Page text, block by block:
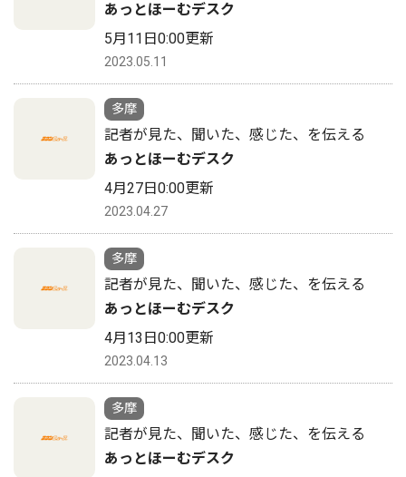
あっとほーむデスク
5月11日0:00更新
2023.05.11
多摩
記者が見た、聞いた、感じた、を伝える
あっとほーむデスク
4月27日0:00更新
2023.04.27
多摩
記者が見た、聞いた、感じた、を伝える
あっとほーむデスク
4月13日0:00更新
2023.04.13
多摩
記者が見た、聞いた、感じた、を伝える
あっとほーむデスク